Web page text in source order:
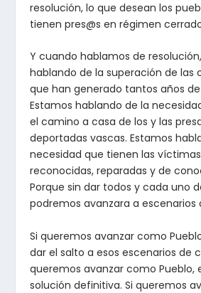
resolución, lo que desean los
tienen pres@s en régimen
Y cuando hablamos de
hablando de la superación de las
que han generado tantos años
Estamos hablando de la
el camino a casa de los y las
deportadas vascas. Estamos
necesidad que tienen las
reconocidas, reparadas y de
Porque sin dar todos y cada uno
podremos avanzara a escenarios
Si queremos avanzar como
dar el salto a esos escenarios de
queremos avanzar como Pueblo,
solución definitiva. Si queremos